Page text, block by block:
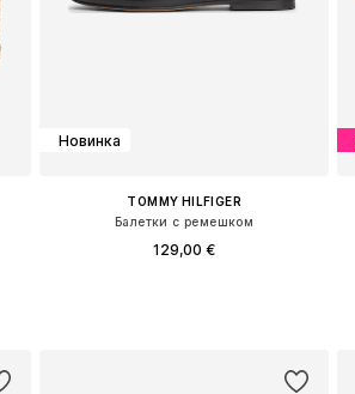
Новинка
TOMMY HILFIGER
Балетки с ремешком
129,00 €